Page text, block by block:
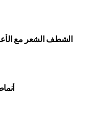
الشطف الشعر مع